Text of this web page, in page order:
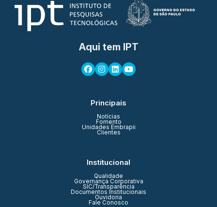
Aqui tem IPT
Principais
Notícias
Fomento
Unidades Embrapii
Clientes
Institucional
Qualidade
Governança Corporativa
SIC/Transparência
Documentos Institucionais
Ouvidoria
Fale Conosco